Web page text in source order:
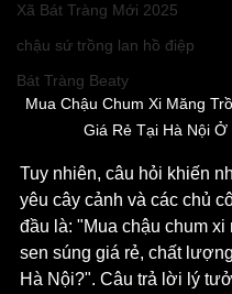
Xã Bát Tràng Mới 2025
chậu sứ trồng lan hồ điệp
Bát Tràng Beaty
Mua Chậu Chum Xi Măng
Giá Rẻ Tại Hà Nội
Tuy nhiên, câu hỏi khiến
yêu cây cảnh và các chủ
đầu là: "Mua chậu chum xi
sen súng giá rẻ, chất
Hà Nội?". Câu trả lời lý